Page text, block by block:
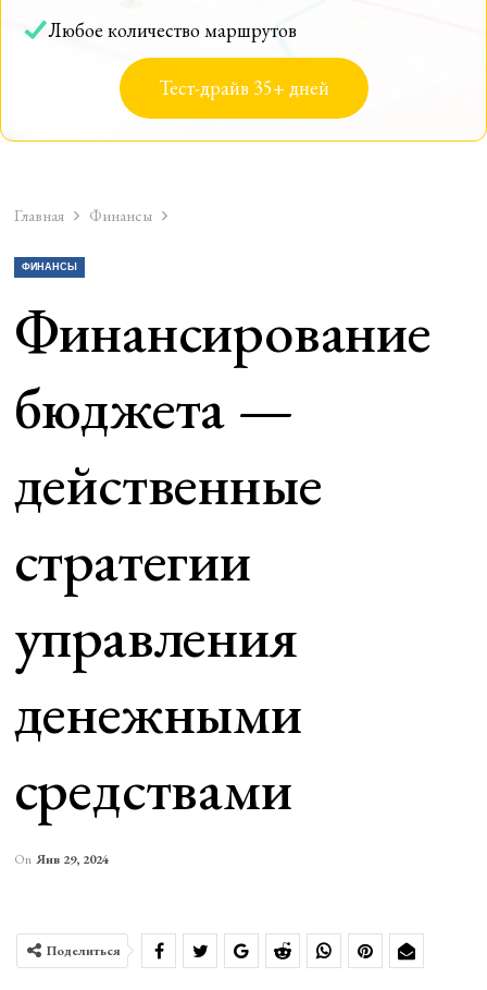
Любое количество маршрутов
Тест-драйв 35+ дней
Главная Финансы
ФИНАНСЫ
Финансирование
бюджета —
действенные
стратегии
управления
денежными
средствами
On Янв 29, 2024
Поделиться